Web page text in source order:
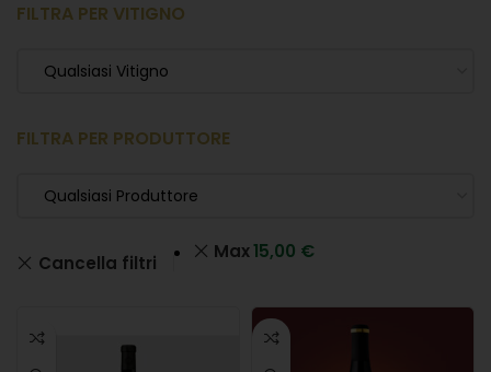
FILTRA PER VITIGNO
Qualsiasi Vitigno
FILTRA PER PRODUTTORE
Qualsiasi Produttore
Cancella filtri Max15,00 €